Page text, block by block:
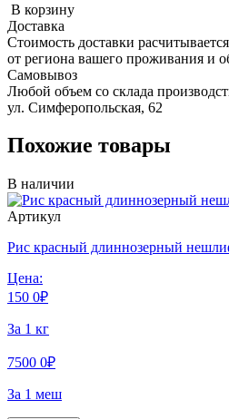
В корзину
Доставка
Стоимость доставки
от региона вашего проживания и
Самовывоз
Любой объем со склада
ул. Симферопольская, 62
Похожие товары
В наличии
Артикул
Рис красный длиннозерный
Цена:
150 0₽
За 1 кг
7500 0₽
За 1 меш